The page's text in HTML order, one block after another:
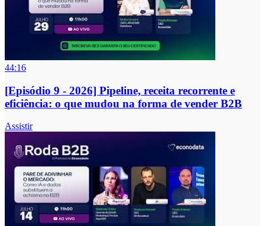
44:16
[Episódio 9 - 2026] Pipeline, receita recorrente e
eficiência: o que mudou na forma de vender B2B
Assistir